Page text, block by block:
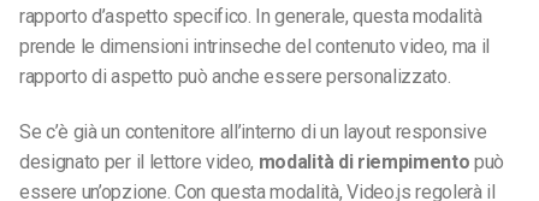
rapporto d’aspetto specifico. In generale, questa modalità
prende le dimensioni intrinseche del contenuto video, ma il
rapporto di aspetto può anche essere personalizzato.
Se c’è già un contenitore all’interno di un layout responsive
designato per il lettore video, modalità di riempimento può
essere un’opzione. Con questa modalità, Video.js regolerà il